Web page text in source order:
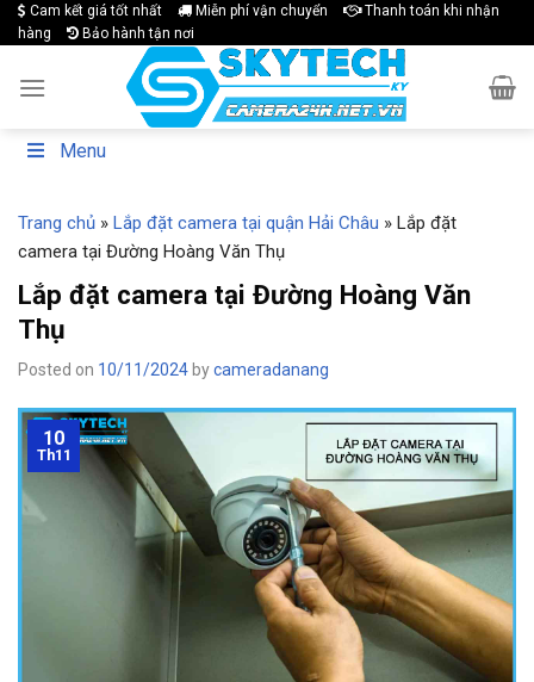
Skip
to
Cam kết giá tốt nhất Miễn phí vận chuyển
Thanh toán khi nhận
hàng
Bảo hành tận nơi
Menu
Trang chủ » Lắp đặt camera tại quận Hải Châu » Lắp đặt
camera tại Đường Hoàng Văn Thụ
Lắp đặt camera tại Đường Hoàng Văn
Thụ
Posted on 10/11/2024 bycameradanang
10
Th11